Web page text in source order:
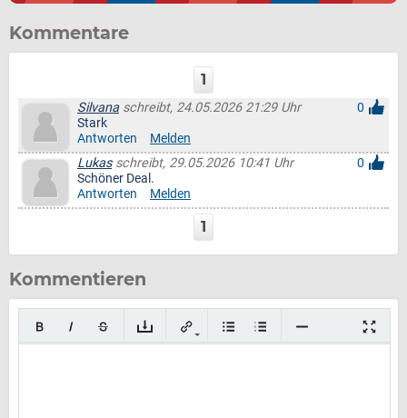
Kommentare
1
Silvana schreibt, 24.05.2026 21:29 Uhr
0
Stark
Antworten
Melden
Lukasschreibt, 29.05.2026 10:41 Uhr
0
Schöner Deal.
Antworten
Melden
1
Kommentieren